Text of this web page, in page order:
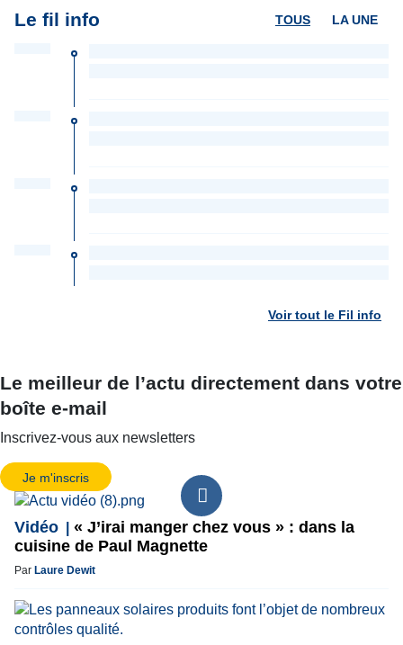
Le fil info LA UNE
TOUS
Voir tout le Fil info
Le meilleur de l’actu directement dans votre
boîte e-mail
Inscrivez-vous aux newsletters
Je m'inscris
Vidéo
« J’irai manger chez vous » : dans la
cuisine de Paul Magnette
Par Laure Dewit